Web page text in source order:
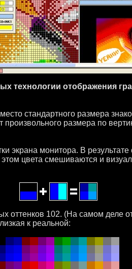
технологии отображения
стандартного размера
размера по
экрана монитора. В
цвета смешиваются и
оттенков 102. (На самом деле
к реальной: